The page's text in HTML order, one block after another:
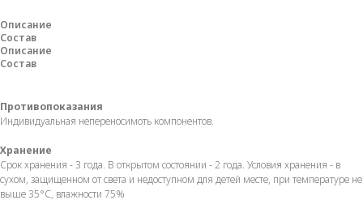
Описание
Состав
Описание
Состав
Противопоказания
Индивидуальная непереносимоть компонентов.
Хранение
Срок хранения - 3 года. В открытом состоянии - 2 года. Условия хранения - в
сухом, защищенном от света и недоступном для детей месте, при температуре не
выше 35°С, влажности 75%